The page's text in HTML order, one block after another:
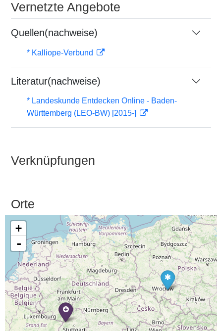
Vernetzte Angebote
Quellen(nachweise)
* Kalliope-Verbund
Literatur(nachweise)
* Landeskunde Entdecken Online - Baden-
Württemberg (LEO-BW) [2015-]
Verknüpfungen
Orte
+
-